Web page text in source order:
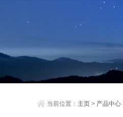
当前位置： 主页 > 产品中心